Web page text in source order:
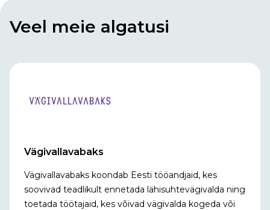
Veel meie algatusi
Vägivallavabaks
Vägivallavabaks koondab Eesti tööandjaid, kes
soovivad teadlikult ennetada lähisuhtevägivalda ning
toetada töötajaid, kes võivad vägivalda kogeda või